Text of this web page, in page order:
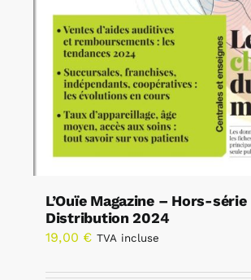
L’Ouïe Magazine – Hors-série
Distribution 2024
19,00 € TVA incluse